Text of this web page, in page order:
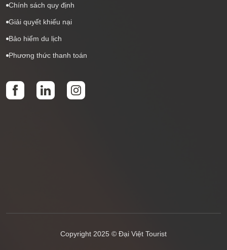
Chính sách quy định
Giải quyết khiếu nại
Bảo hiểm du lịch
Phương thức thanh toán
Copyright 2025 © Đại Việt Tourist